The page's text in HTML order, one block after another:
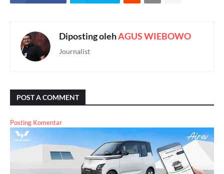
Diposting olehAGUS WIEBOWO
Journalist
POST A COMMENT
Posting Komentar